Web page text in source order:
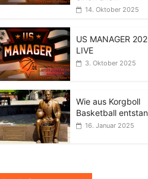
14. Oktober 2025
US MANAGER
LIVE
3. Oktober 2025
Wie aus Korgboll
Basketball
16. Januar 2025